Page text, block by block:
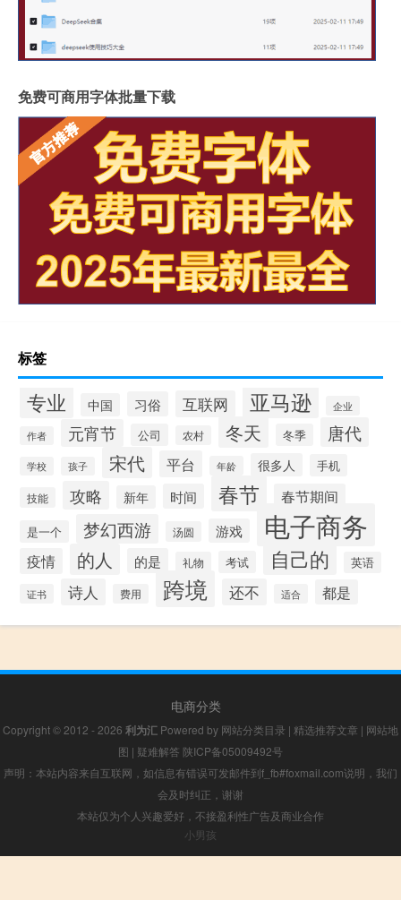
免费可商用字体批量下载
标签
专业 中国 习俗 互联网 亚马逊 企业
作者 元宵节 公司 农村 冬天 冬季 唐代
学校 孩子 宋代 平台 年龄 很多人 手机
技能 攻略 新年 时间 春节 春节期间
是一个 梦幻西游 汤圆 游戏 电子商务
疫情 的人 的是 礼物 考试 自己的 英语
证书 诗人 费用 跨境 还不 适合 都是
电商分类
Copyright © 2012 - 2026 利为汇 Powered by 网站分类目录 | 精选推荐文章 | 网站地
图 | 疑难解答 陕ICP备05009492号
声明：本站内容来自互联网，如信息有错误可发邮件到f_fb#foxmail.com说明，我们
会及时纠正，谢谢
本站仅为个人兴趣爱好，不接盈利性广告及商业合作
小男孩